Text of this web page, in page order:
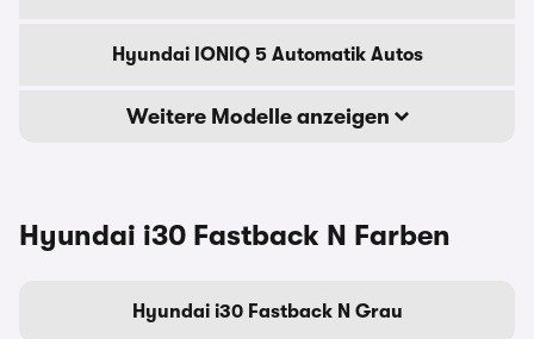
Hyundai IONIQ 5 Automatik Autos
Weitere Modelle anzeigen
Hyundai i30 Fastback N Farben
Hyundai i30 Fastback N Grau